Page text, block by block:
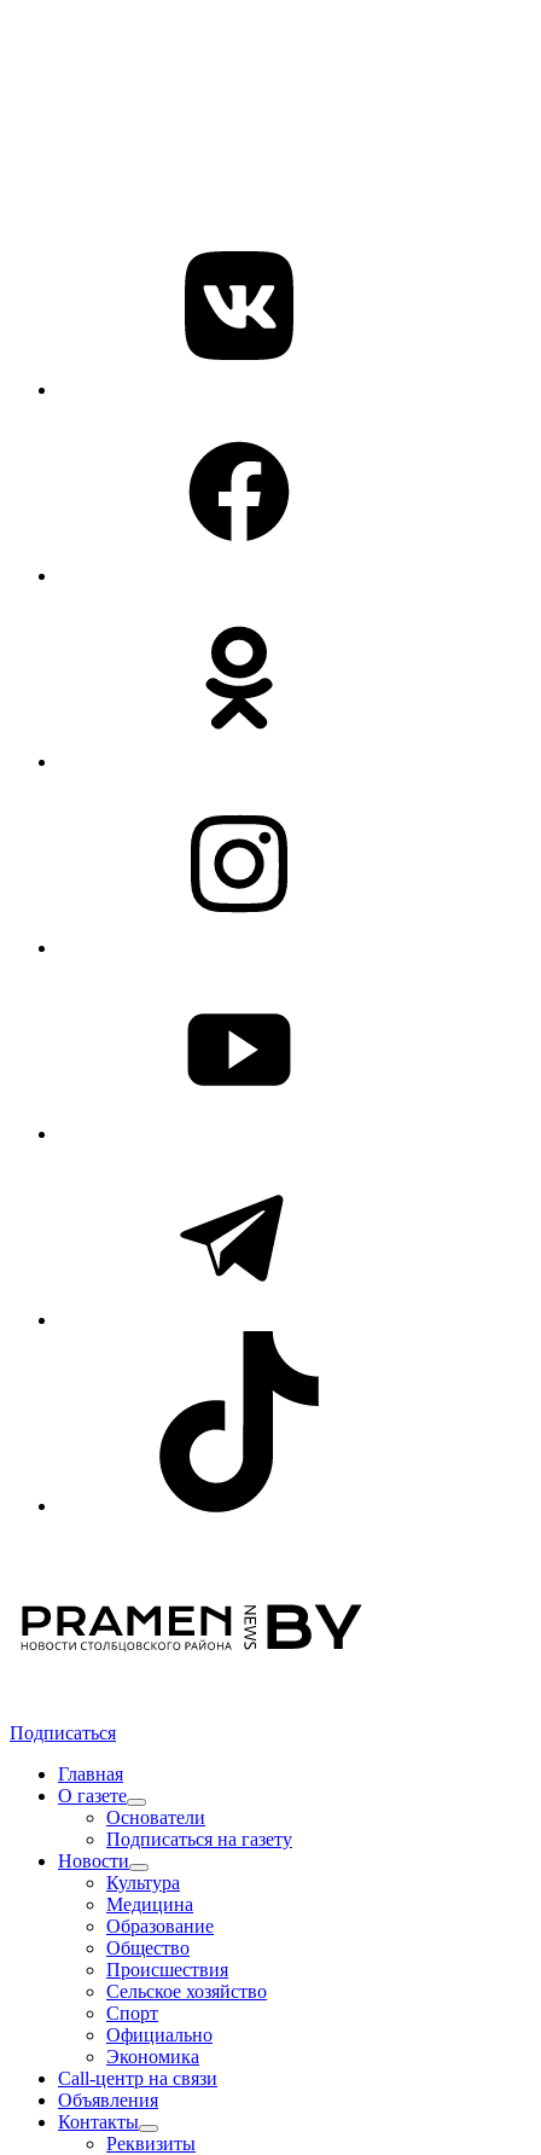
Подписаться
Главная
О газете
Основатели
Подписаться на газету
Новости
Культура
Медицина
Образование
Общество
Происшествия
Сельское хозяйство
Спорт
Официально
Экономика
Call-центр на связи
Объявления
Контакты
Реквизиты